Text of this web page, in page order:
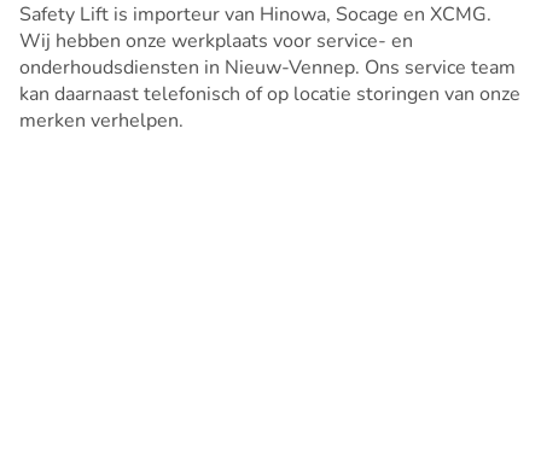
Safety Lift is importeur van Hinowa, Socage en XCMG.
Wij hebben onze werkplaats voor service- en
onderhoudsdiensten in Nieuw-Vennep. Ons service team
kan daarnaast telefonisch of op locatie storingen van onze
merken verhelpen.